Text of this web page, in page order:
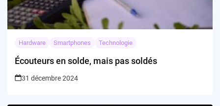
Hardware Smartphones Technologie
Écouteurs en solde, mais pas soldés
31 décembre 2024